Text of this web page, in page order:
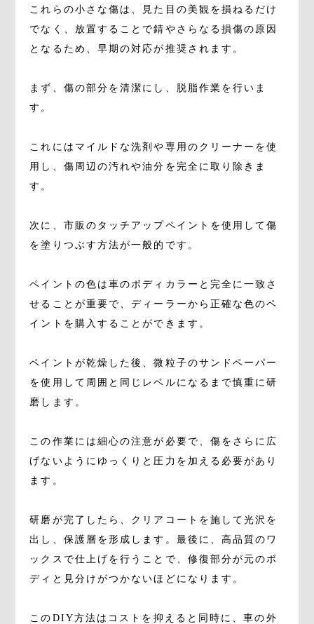
これらの小さな傷は、見た目の美観を損ねるだけ
でなく、放置することで錆やさらなる損傷の原因
となるため、早期の対応が推奨されます。
まず、傷の部分を清潔にし、脱脂作業を行いま
す。
これにはマイルドな洗剤や専用のクリーナーを使
用し、傷周辺の汚れや油分を完全に取り除きま
す。
次に、市販のタッチアップペイントを使用して傷
を塗りつぶす方法が一般的です。
ペイントの色は車のボディカラーと完全に一致さ
せることが重要で、ディーラーから正確な色のペ
イントを購入することができます。
ペイントが乾燥した後、微粒子のサンドペーパー
を使用して周囲と同じレベルになるまで慎重に研
磨します。
この作業には細心の注意が必要で、傷をさらに広
げないようにゆっくりと圧力を加える必要があり
ます。
研磨が完了したら、クリアコートを施して光沢を
出し、保護層を形成します。最後に、高品質のワ
ックスで仕上げを行うことで、修復部分が元のボ
ディと見分けがつかないほどになります。
このDIY方法はコストを抑えると同時に、車の外